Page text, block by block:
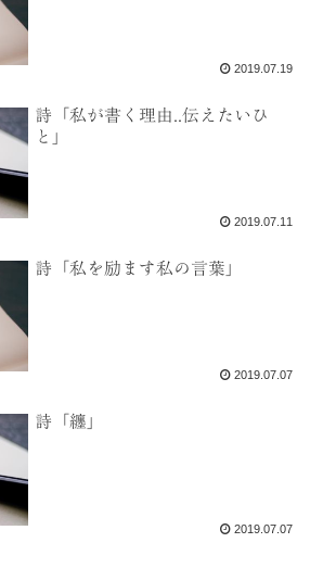
2019.07.19
詩「私が書く理由..伝えたいひ
と」
2019.07.11
詩「私を励ます私の言葉」
2019.07.07
詩「纏」
2019.07.07